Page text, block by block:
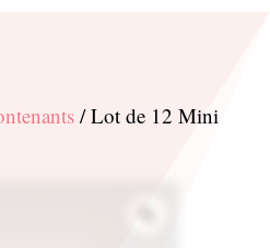
/ Lot de 12 Mini